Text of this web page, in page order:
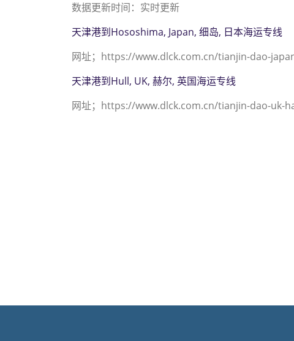
数据更新时间：实时更新
天津港到Hososhima, Japan, 细岛, 日本海运专线
网址；https://www.dlck.com.cn/tianjin-dao-
天津港到Hull, UK, 赫尔, 英国海运专线
网址；https://www.dlck.com.cn/tianjin-dao-uk-